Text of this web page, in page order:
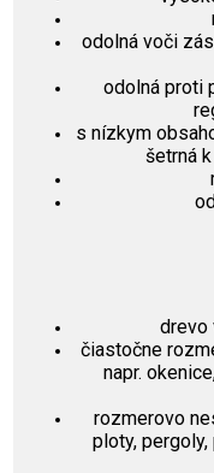
odolná voči
odolná proti
s nízkym
šetrná
drevo
čiastočne
napr.
rozmerovo
ploty,